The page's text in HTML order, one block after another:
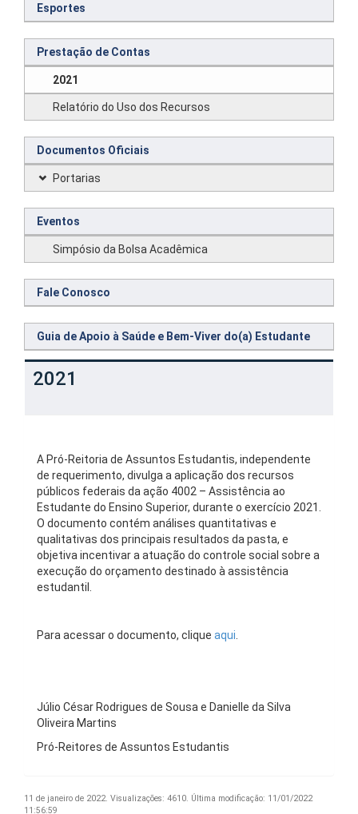
Esportes
Prestação de Contas
2021
Relatório do Uso dos Recursos
Documentos Oficiais
Portarias
Eventos
Simpósio da Bolsa Acadêmica
Fale Conosco
Guia de Apoio à Saúde e Bem-Viver do(a) Estudante
2021
A Pró-Reitoria de Assuntos Estudantis, independente
de requerimento, divulga a aplicação dos recursos
públicos federais da ação 4002 – Assistência ao
Estudante do Ensino Superior, durante o exercício 2021.
O documento contém análises quantitativas e
qualitativas dos principais resultados da pasta, e
objetiva incentivar a atuação do controle social sobre a
execução do orçamento destinado à assistência
estudantil.
Para acessar o documento, clique aqui
Júlio César Rodrigues de Sousa e Danielle da Silva
Oliveira Martins
Pró-Reitores de Assuntos Estudantis
11 de janeiro de 2022. Visualizações: 4610. Última modificação: 11/01/2022
11:56:59